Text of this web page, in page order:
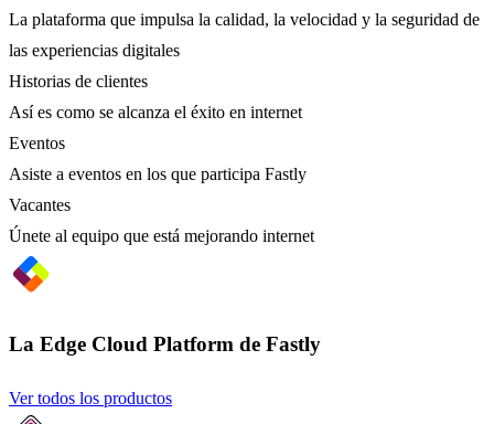
La plataforma que impulsa la calidad, la velocidad y la seguridad de
las experiencias digitales
Historias de clientes
Así es como se alcanza el éxito en internet
Eventos
Asiste a eventos en los que participa Fastly
Vacantes
Únete al equipo que está mejorando internet
La Edge Cloud Platform de Fastly
Ver todos los productos